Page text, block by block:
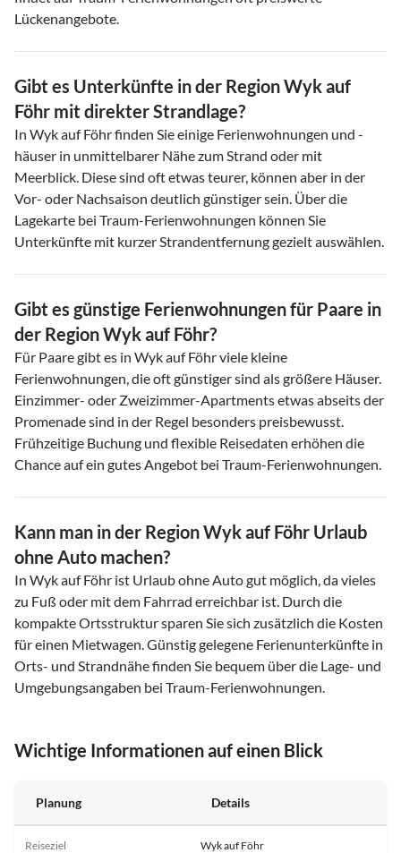
Lückenangebote.
Gibt es Unterkünfte in der Region Wyk auf
Föhr mit direkter Strandlage?
In Wyk auf Föhr finden Sie einige Ferienwohnungen und -
häuser in unmittelbarer Nähe zum Strand oder mit
Meerblick. Diese sind oft etwas teurer, können aber in der
Vor- oder Nachsaison deutlich günstiger sein. Über die
Lagekarte bei Traum-Ferienwohnungen können Sie
Unterkünfte mit kurzer Strandentfernung gezielt auswählen.
Gibt es günstige Ferienwohnungen für Paare in
der Region Wyk auf Föhr?
Für Paare gibt es in Wyk auf Föhr viele kleine
Ferienwohnungen, die oft günstiger sind als größere Häuser.
Einzimmer- oder Zweizimmer-Apartments etwas abseits der
Promenade sind in der Regel besonders preisbewusst.
Frühzeitige Buchung und flexible Reisedaten erhöhen die
Chance auf ein gutes Angebot bei Traum-Ferienwohnungen.
Kann man in der Region Wyk auf Föhr Urlaub
ohne Auto machen?
In Wyk auf Föhr ist Urlaub ohne Auto gut möglich, da vieles
zu Fuß oder mit dem Fahrrad erreichbar ist. Durch die
kompakte Ortsstruktur sparen Sie sich zusätzlich die Kosten
für einen Mietwagen. Günstig gelegene Ferienunterkünfte in
Orts- und Strandnähe finden Sie bequem über die Lage- und
Umgebungsangaben bei Traum-Ferienwohnungen.
Wichtige Informationen auf einen Blick
Planung Details
Reiseziel Wyk auf Föhr